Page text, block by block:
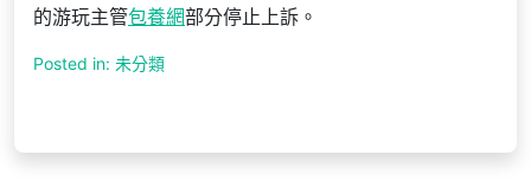
的游玩主管包養網部分停止上訴。
Posted in: 未分類